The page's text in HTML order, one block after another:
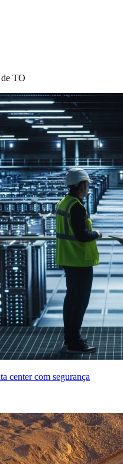
TO
center com segurança